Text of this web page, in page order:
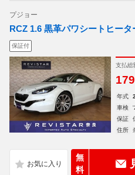
プジョー
RCZ 1.6 黒革パワシートヒー
保証付
支払総
179
年式
車検
保証
住所
無
料